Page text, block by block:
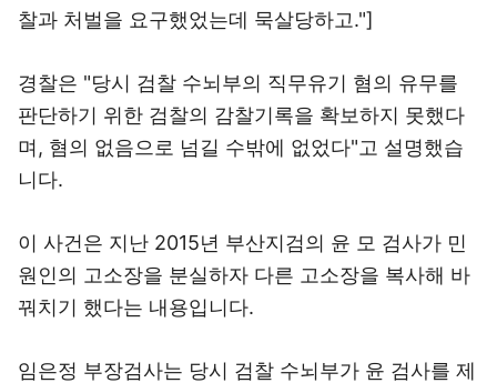
찰과 처벌을 요구했었는데 묵살당하고."]
경찰은 "당시 검찰 수뇌부의 직무유기 혐의 유무를
판단하기 위한 검찰의 감찰기록을 확보하지 못했다
며, 혐의 없음으로 넘길 수밖에 없었다"고 설명했습
니다.
이 사건은 지난 2015년 부산지검의 윤 모 검사가 민
원인의 고소장을 분실하자 다른 고소장을 복사해 바
꿔치기 했다는 내용입니다.
임은정 부장검사는 당시 검찰 수뇌부가 윤 검사를 제